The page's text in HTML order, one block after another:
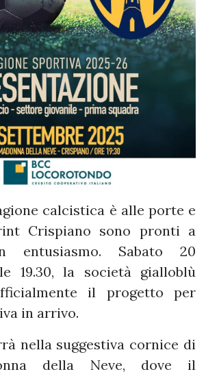
calcistica è alle porte e
Crispiano sono pronti a
entusiasmo. Sabato 20
19.30, la società gialloblù
il progetto per
in arrivo.
nella suggestiva cornice di
della Neve, dove il